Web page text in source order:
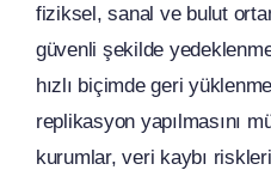
fiziksel, sanal ve bulut
güvenli şekilde
hızlı biçimde geri
replikasyon yapılmasını
kurumlar, veri kaybı